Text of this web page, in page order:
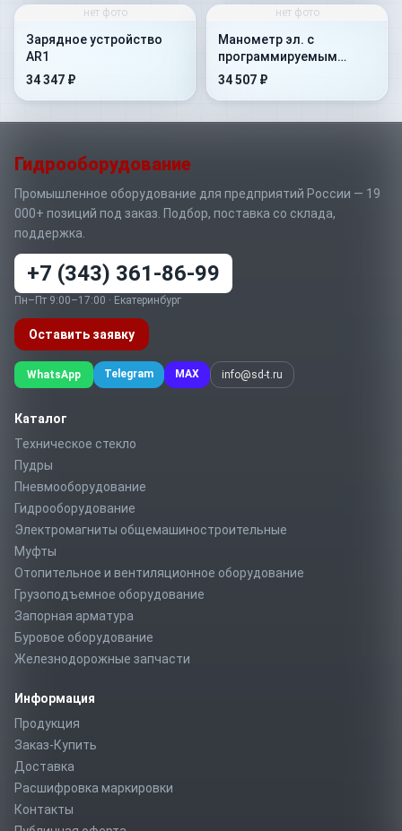
нет фото
Зарядное устройство
AR1
34 347 ₽
нет фото
Манометр эл. с
программируемым
выходом KRD54
34 507 ₽
Гидрооборудование
Промышленное оборудование для предприятий России — 19
000+ позиций под заказ. Подбор, поставка со склада,
поддержка.
+7 (343) 361-86-99
Пн–Пт 9:00–17:00 · Екатеринбург
Оставить заявку
WhatsApp Telegram MAX info@sd-t.ru
Каталог
Техническое стекло
Пудры
Пневмооборудование
Гидрооборудование
Электромагниты общемашиностроительные
Муфты
Отопительное и вентиляционное оборудование
Грузоподъемное оборудование
Запорная арматура
Буровое оборудование
Железнодорожные запчасти
Информация
Продукция
Заказ-Купить
Доставка
Расшифровка маркировки
Контакты